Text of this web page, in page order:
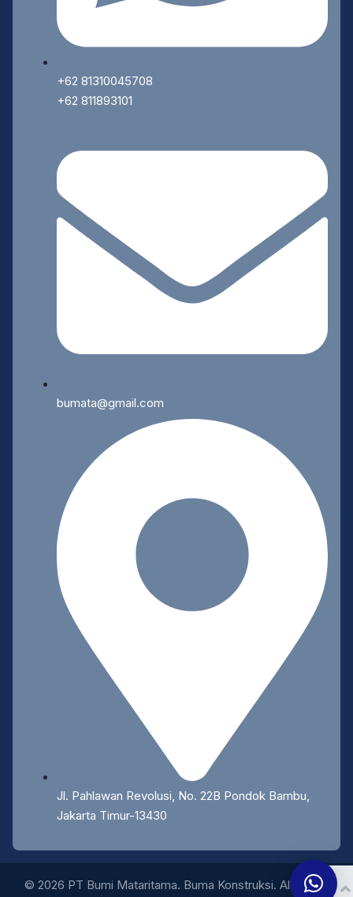
+62 81310045708
+62 811893101
bumata@gmail.com
Jl. Pahlawan Revolusi, No. 22B Pondok Bambu,
Jakarta Timur-13430
© 2026 PT Bumi Mataritama. Buma Konstruksi. All Rights